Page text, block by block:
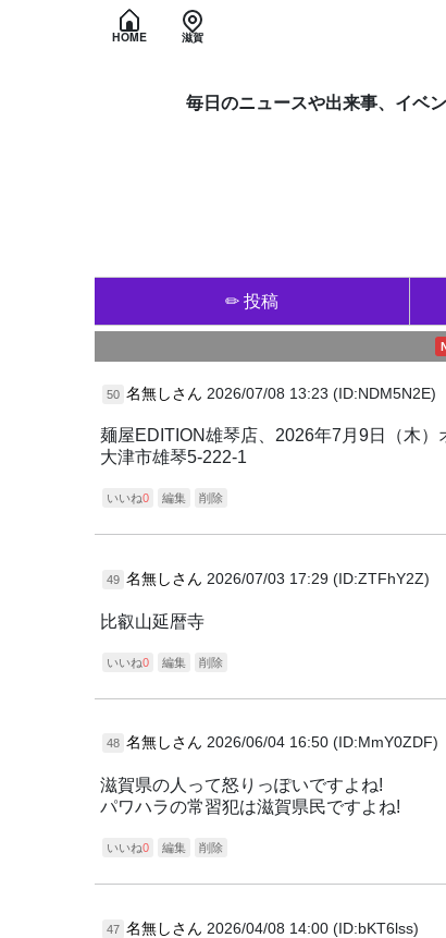
HOME 滋賀
毎日のニュースや出来事、イベ
✏ 投稿
50 名無しさん 2026/07/08 13:23 (ID:NDM5N2E)
麺屋EDITION雄琴店、2026年7月9日（木）
大津市雄琴5-222-1
いいね0 編集 削除
49 名無しさん 2026/07/03 17:29 (ID:ZTFhY2Z)
比叡山延暦寺
いいね0 編集 削除
48 名無しさん 2026/06/04 16:50 (ID:MmY0ZDF)
滋賀県の人って怒りっぽいですよね!
パワハラの常習犯は滋賀県民ですよね!
いいね0 編集 削除
47 名無しさん 2026/04/08 14:00 (ID:bKT6lss)